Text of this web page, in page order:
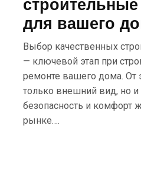
для вашего
Выбор качественных
— ключевой этап при
ремонте вашего дома. От
только внешний вид, но и
безопасность и комфорт
рынке….